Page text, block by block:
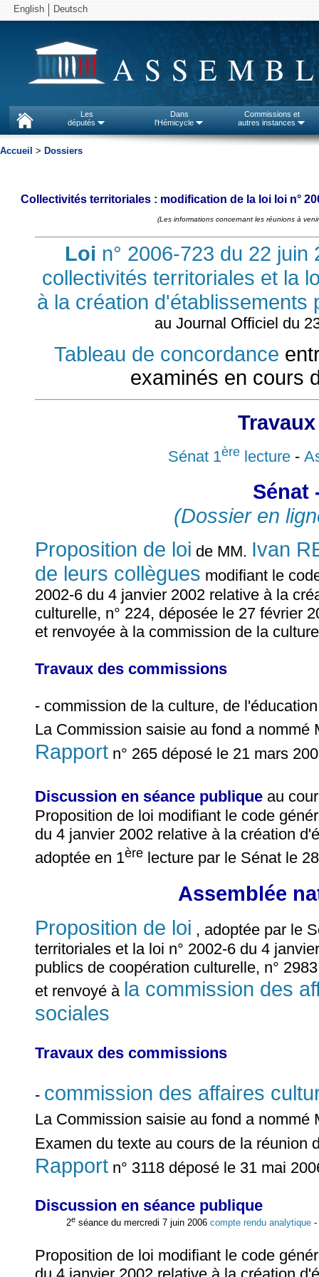
English Deutsch
Les
députés
Dans
l'Hémicycle
Commissions et
autres instances
Accueil > Dossiers
Collectivités territoriales : modification de la loi loi n°
(Les informations concernant les réunions à
Loi n° 2006-723 du 22
collectivités territoriales et la
à la création d'établissements
au Journal Officiel du
Tableau de concordance
examinés en cours
Sénat 1ère lecture -
Sénat
(Dossier en
Proposition de loi de MM. Ivan
de leurs collègues modifiant le
2002-6 du 4 janvier 2002 relative à la
culturelle, n° 224, déposée le 27 février
et renvoyée à la commission de la
Travaux des commissions
- commission de la culture, de
La Commission saisie au fond a nommé
Rapport n° 265 déposé le 21 mars
Discussion en séance publique au
Proposition de loi modifiant le code
du 4 janvier 2002 relative à la création
adoptée en 1ère lecture par le Sénat le
Assemblée
Proposition de loi , adoptée par le
territoriales et la loi n° 2002-6 du 4
publics de coopération culturelle, n°
et renvoyé à la commission des
sociales
Travaux des commissions
- commission des affaires
La Commission saisie au fond a nommé
Examen du texte au cours de la réunion
Rapport n° 3118 déposé le 31 mai
Discussion en séance publique
2e séance du mercredi 7 juin 2006compte rendu analytique
Proposition de loi modifiant le code